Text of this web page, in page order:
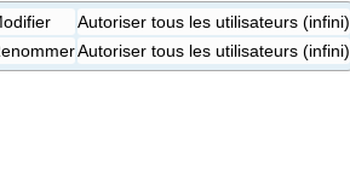
Autoriser tous les utilisateurs (infini)
Autoriser tous les utilisateurs (infini)